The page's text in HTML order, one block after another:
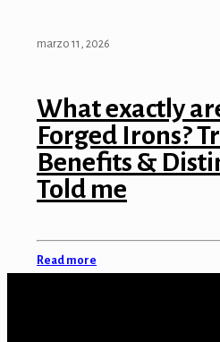
marzo 11, 2026
What exactly
Forged Irons?
Benefits &
Told me
Read more